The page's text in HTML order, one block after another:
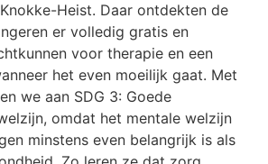
Heist. Daar ontdekten de
er volledig gratis en
voor therapie en een
het even moeilijk gaat. Met
we aan SDG 3: Goede
omdat het mentale welzijn
minstens even belangrijk is als